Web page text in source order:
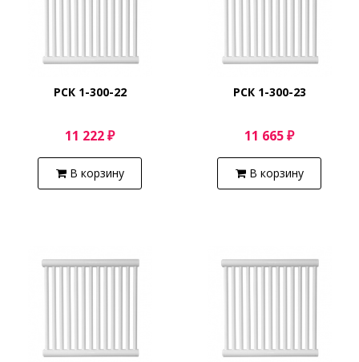
РСК 1-300-22
11 222 ₽
В корзину
РСК 1-300-23
11 665 ₽
В корзину